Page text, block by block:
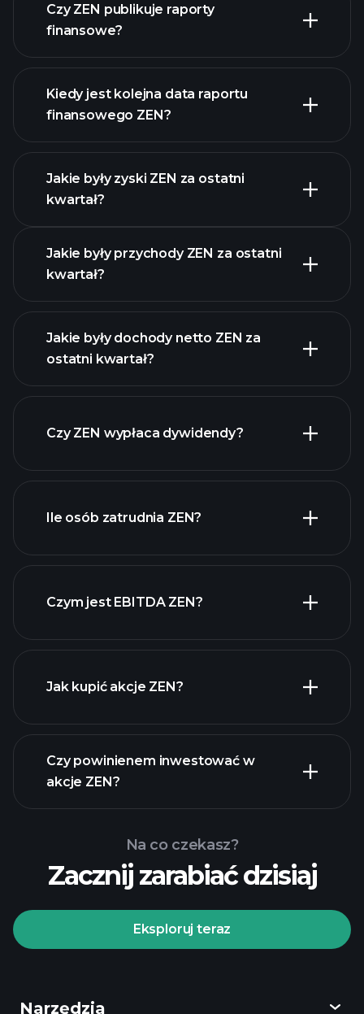
naszą listę akcji
Czy ZEN publikuje raporty
finansowe?
finanse ZEN
Kiedy jest kolejna data raportu
finansowego ZEN?
Jakie były zyski ZEN za ostatni
kwartał?
zysków ZEN
Jakie były przychody ZEN za ostatni
kwartał?
Jakie były dochody netto ZEN za
ostatni kwartał?
raporty finansowe
Czy ZEN wypłaca dywidendy?
akcji o wysokiej
Ile osób zatrudnia ZEN?
największych
Czym jest EBITDA ZEN?
raporty finansowe
Jak kupić akcje ZEN?
Turniejach
Czy powinienem inwestować w
akcje ZEN?
Na co czekasz?
Zacznij zarabiać dzisiaj
Eksploruj teraz
Narzędzia